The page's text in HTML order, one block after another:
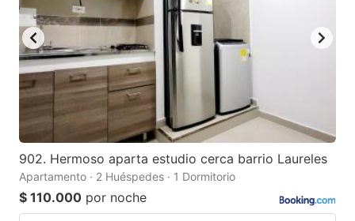
902. Hermoso aparta estudio cerca barrio Laureles
Apartamento · 2 Huéspedes · 1 Dormitorio
$ 110.000 por noche